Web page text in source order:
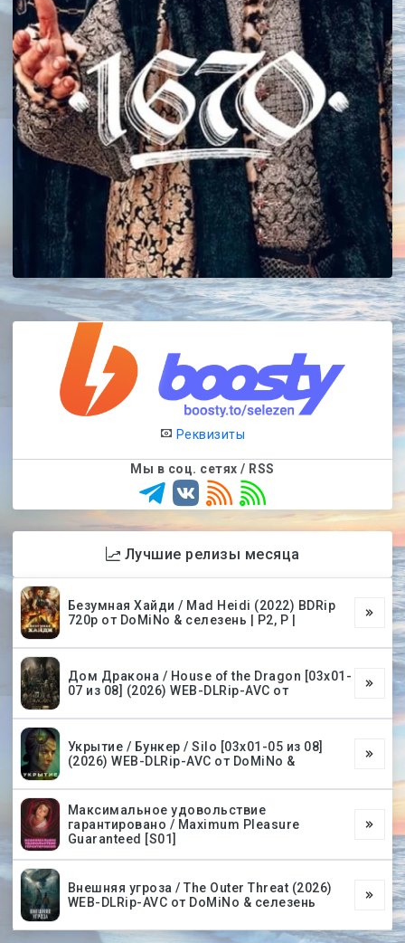
Реквизиты
Мы в соц. сетях / RSS
Лучшие релизы месяца
Безумная Хайди / Mad Heidi (2022) BDRip
720p от DoMiNo & селезень | P2, P |
Дом Дракона / House of the Dragon [03х01-
07 из 08] (2026) WEB-DLRip-AVC от
Укрытие / Бункер / Silo [03х01-05 из 08]
(2026) WEB-DLRip-AVC от DoMiNo &
Максимальное удовольствие
гарантировано / Maximum Pleasure
Guaranteed [S01]
Внешняя угроза / The Outer Threat (2026)
WEB-DLRip-AVC от DoMiNo & селезень